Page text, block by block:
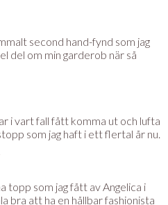
second hand-fynd som jag
del om min garderob när så
i vart fall fått komma ut och lufta
som jag haft i ett flertal år nu.
topp som jag fått av Angelica i
bra att ha en hållbar fashionista